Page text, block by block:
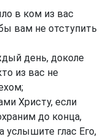
в ком из вас
вам не отступить
день, доколе
из вас не
Христу, если
до конца,
услышите глас Его,